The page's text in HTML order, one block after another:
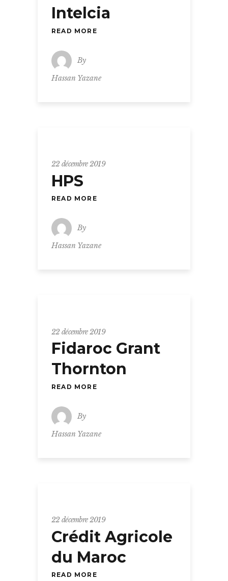
Intelcia
READ MORE
By
Hassan Yazane
22 décembre 2019
HPS
READ MORE
By
Hassan Yazane
22 décembre 2019
Fidaroc Grant
Thornton
READ MORE
By
Hassan Yazane
22 décembre 2019
Crédit Agricole
du Maroc
READ MORE